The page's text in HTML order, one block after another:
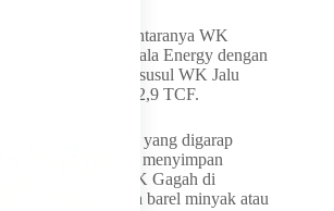
terbesar di antaranya WK
dikelola Mubadala Energy dengan
3 TCF gas, disusul WK Jalu
Barong sebesar 2,9 TCF.
di Papua Barat yang digarap
diperkirakan menyimpan
gas. Adapun WK Gagah di
potensi 173 juta barel minyak atau